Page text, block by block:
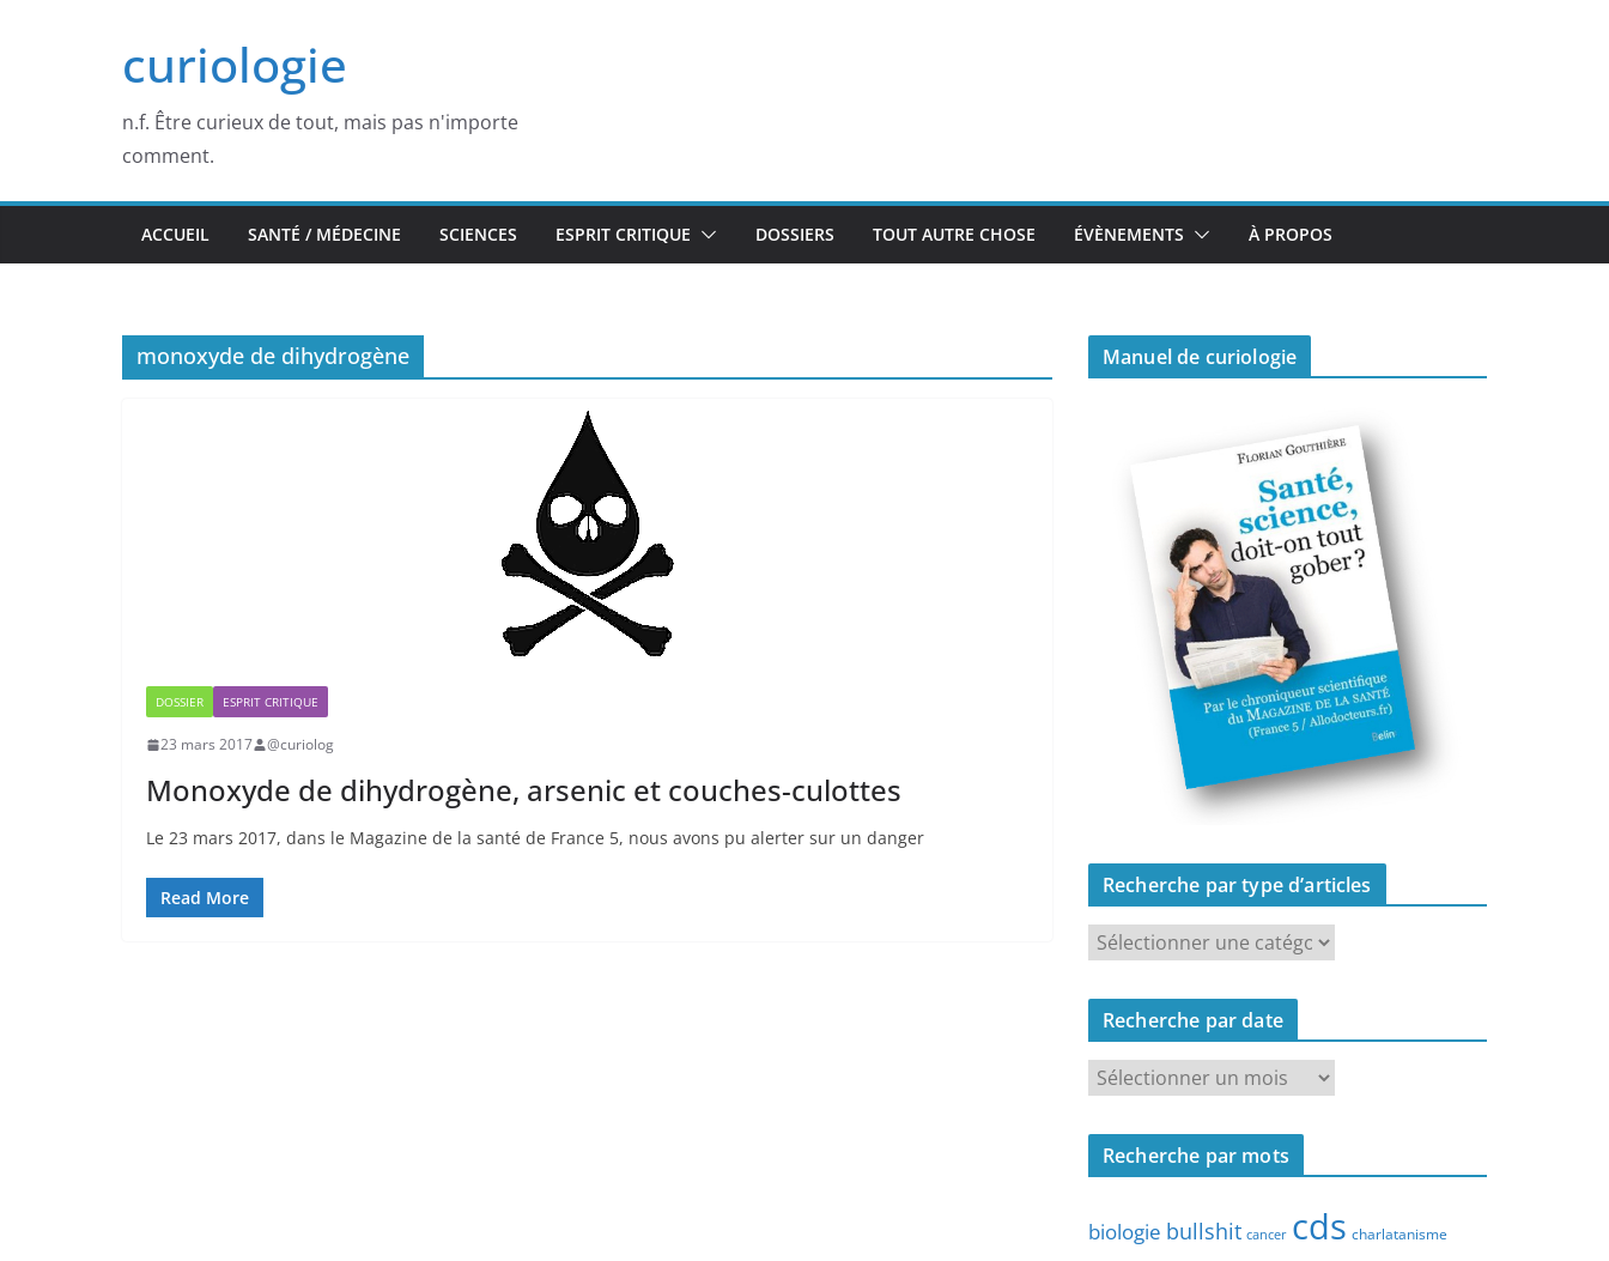
curiologie
n.f. Être curieux de tout, mais pas n'importe
comment.
ACCUEIL SANTÉ / MÉDECINE SCIENCES ESPRIT CRITIQUE DOSSIERS TOUT AUTRE CHOSE ÉVÈNEMENTS À PROPOS
monoxyde de dihydrogène
DOSSIER ESPRIT CRITIQUE
23 mars 2017 @curiolog
Monoxyde de dihydrogène, arsenic et couches-culottes
Le 23 mars 2017, dans le Magazine de la santé de France 5, nous avons pu alerter sur un danger
Read More
Manuel de curiologie
Recherche par type d’articles
e
c
e
e
a
Recherche par date
e
c
r
Recherche par mots
biologie bullshit cancer cds charlatanisme